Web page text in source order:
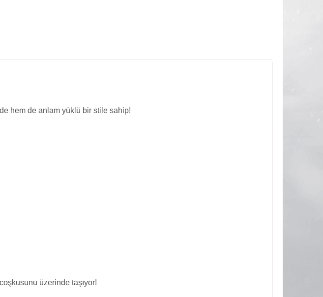
hem de anlam yüklü bir stile sahip!
üzerinde taşıyor!